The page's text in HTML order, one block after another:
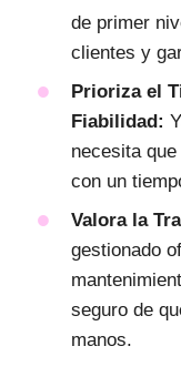
de primer
clientes y
Prioriza el
Fiabilidad:
necesita
con un
Valora la
gestionado
seguro de
manos.